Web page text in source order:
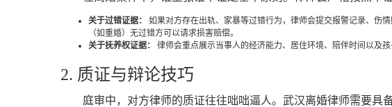
关于过错证据：
如果对方存在出轨、家暴等过错行为，律师会提交报警记录、伤
（如重婚）无过错方可以请求损害赔偿。
关于抚养权证据：
律师会重点展示当事人的经济能力、居住环境、陪伴时间以及
2. 质证与辩论技巧
庭审中，对方律师的质证往往咄咄逼人。武汉离婚律师需要具